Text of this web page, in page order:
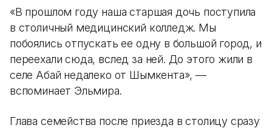
«В прошлом году наша старшая дочь поступила
в столичный медицинский колледж. Мы
побоялись отпускать ее одну в большой город, и
переехали сюда, вслед за ней. До этого жили в
селе Абай недалеко от Шымкента», —
вспоминает Эльмира.
Глава семейства после приезда в столицу сразу